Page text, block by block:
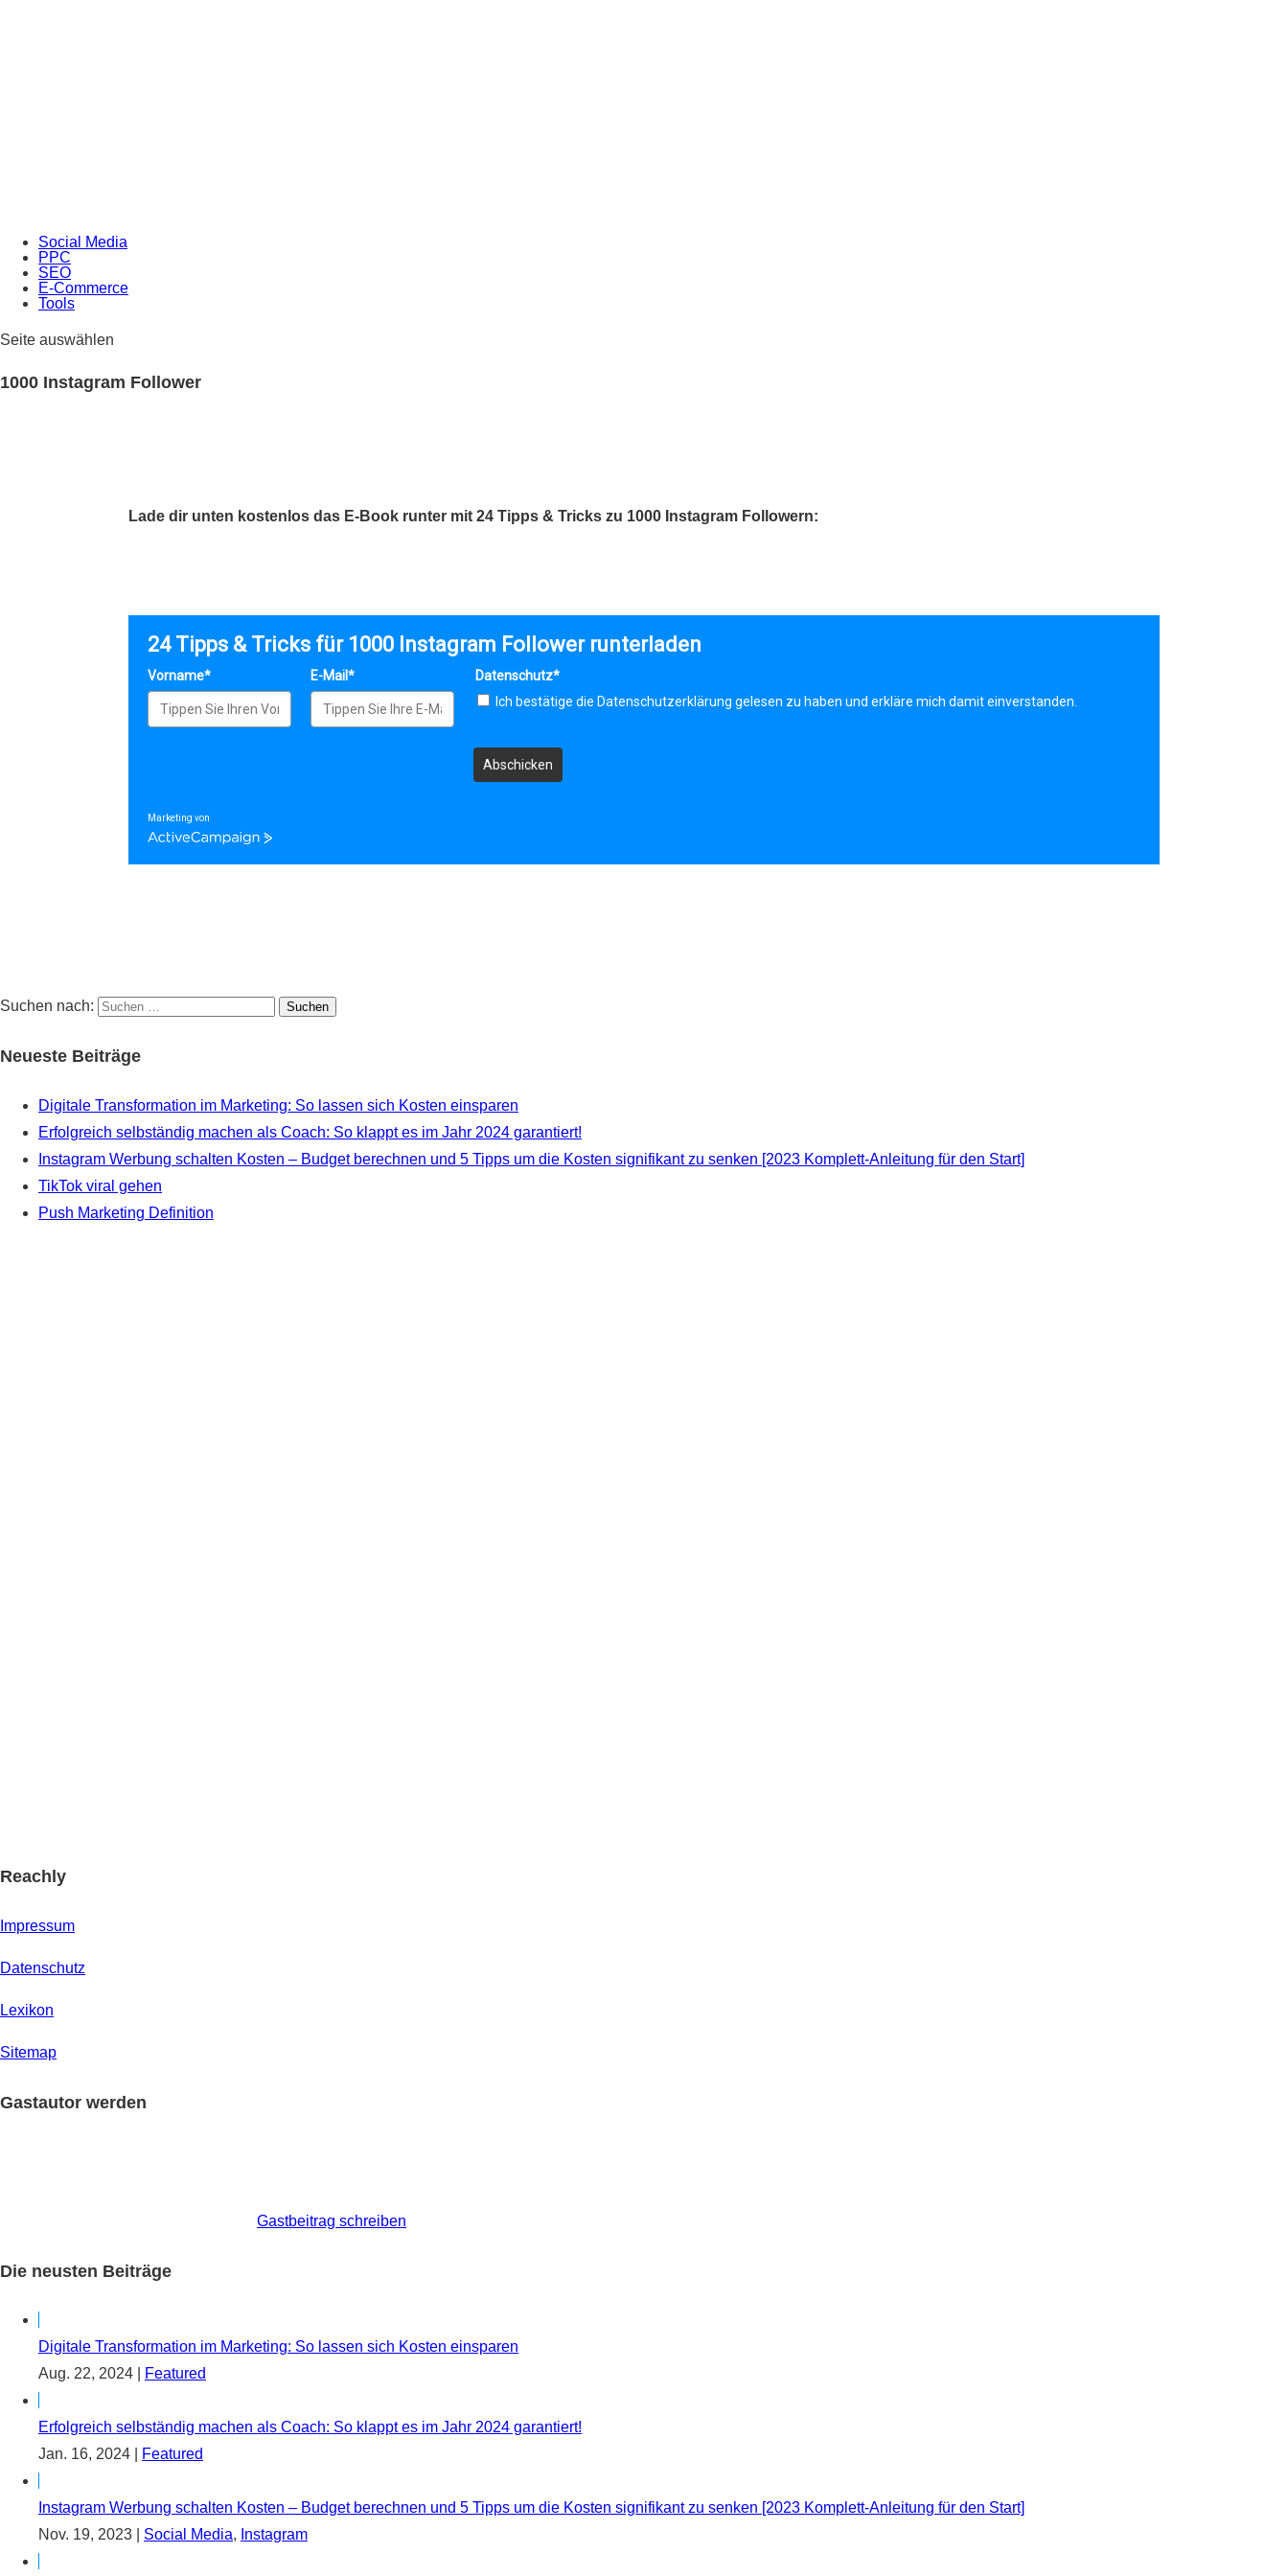
Social Media
PPC
SEO
E-Commerce
Tools
Seite auswählen
1000 Instagram Follower
Lade dir unten kostenlos das E-Book runter mit 24 Tipps & Tricks zu 1000 Instagram Followern:
24 Tipps & Tricks für 1000 Instagram Follower runterladen
Vorname* E-Mail*
Datenschutz*
Ich bestätige die Datenschutzerklärung gelesen zu haben und erkläre mich damit einverstanden.
Abschicken
Marketing von
ActiveCampaign
Suchen nach:
Neueste Beiträge
Digitale Transformation im Marketing: So lassen sich Kosten einsparen
Erfolgreich selbständig machen als Coach: So klappt es im Jahr 2024 garantiert!
Instagram Werbung schalten Kosten – Budget berechnen und 5 Tipps um die Kosten signifikant zu senken [2023 Komplett-Anleitung für den Start]
TikTok viral gehen
Push Marketing Definition
Reachly
Impressum
Datenschutz
Lexikon
Sitemap
Gastautor werden
Gastbeitrag schreiben
Die neusten Beiträge
Digitale Transformation im Marketing: So lassen sich Kosten einsparen
Aug. 22, 2024
Featured
Erfolgreich selbständig machen als Coach: So klappt es im Jahr 2024 garantiert!
Jan. 16, 2024
Featured
Instagram Werbung schalten Kosten – Budget berechnen und 5 Tipps um die Kosten signifikant zu senken [2023 Komplett-Anleitung für den Start]
Nov. 19, 2023
Social Media, Instagram